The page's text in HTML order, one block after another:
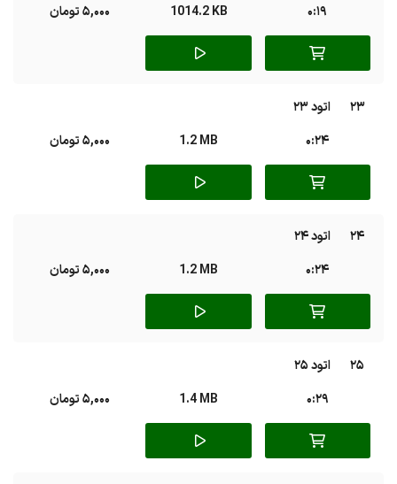
0:19
1014.2 KB 5,000 تومان
23
اتود 23
0:24
1.2 MB 5,000 تومان
24
اتود 24
0:24
1.2 MB 5,000 تومان
25
اتود 25
0:29
1.4 MB 5,000 تومان